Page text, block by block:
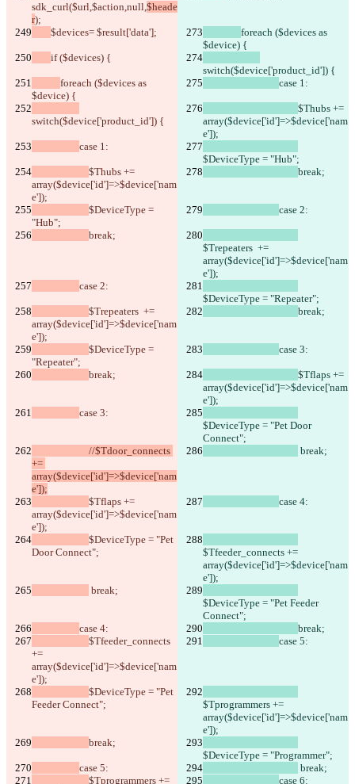
sdk_curl($url,$action,null,$heade
r);
$devices= $result['data'];
foreach ($devices as
$device) {
if ($devices) {
switch($device['product_id']) {
foreach ($devices as
$device) {
case 1:
switch($device['product_id']) {
$Thubs +=
array($device['id']=>$device['nam
e']);
case 1:
$DeviceType = "Hub";
$Thubs +=
array($device['id']=>$device['nam
e']);
break;
$DeviceType =
"Hub";
case 2:
break;
$Trepeaters  +=
array($device['id']=>$device['nam
e']);
case 2:
$DeviceType = "Repeater";
$Trepeaters  +=
array($device['id']=>$device['nam
e']);
break;
$DeviceType =
"Repeater";
case 3:
break;
$Tflaps +=
array($device['id']=>$device['nam
e']);
case 3:
$DeviceType = "Pet Door
Connect";
+=
array($device['id']=>$device['nam
e']);
break;
$Tflaps +=
array($device['id']=>$device['nam
e']);
case 4:
$DeviceType = "Pet
Door Connect";
$Tfeeder_connects +=
array($device['id']=>$device['nam
e']);
break;
$DeviceType = "Pet Feeder
Connect";
case 4:
break;
$Tfeeder_connects
+=
array($device['id']=>$device['nam
e']);
case 5:
$DeviceType = "Pet
Feeder Connect";
$Tprogrammers +=
array($device['id']=>$device['nam
e']);
break;
$DeviceType = "Programmer";
case 5:
break;
$Tprogrammers +=
case 6: